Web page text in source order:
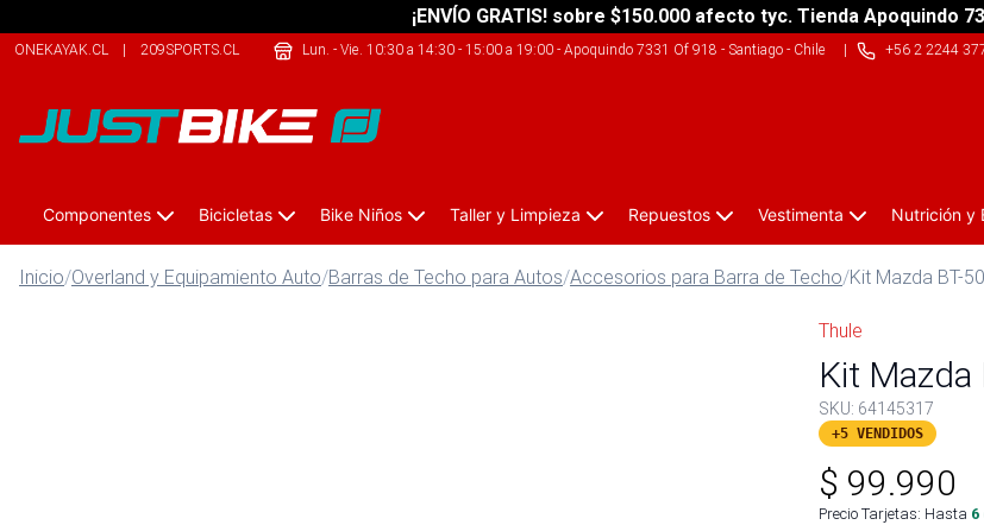
¡ENVÍO GRATIS! sobre $150.000 afecto tyc. Tienda Apoquindo
ONEKAYAK.CL | 209SPORTS.CL THECLIMB.CL
Lun. - Vie. 10:30 a 14:30 - 15:00 a 19:00- Apoquindo 7331 Of 918 - Santiago - Chile| +56 2 2244
Componentes Bicicletas Bike Niños Taller y Limpieza Repuestos Vestimenta Nutrición y
Inicio/Overland y Equipamiento Auto/Barras de Techo para Autos/Accesorios para Barra de Techo/Kit Mazda BT-
Thule
Kit Mazda
SKU: 64145317
+5 VENDIDOS
$ 99.990
Precio Tarjetas: Hasta 6